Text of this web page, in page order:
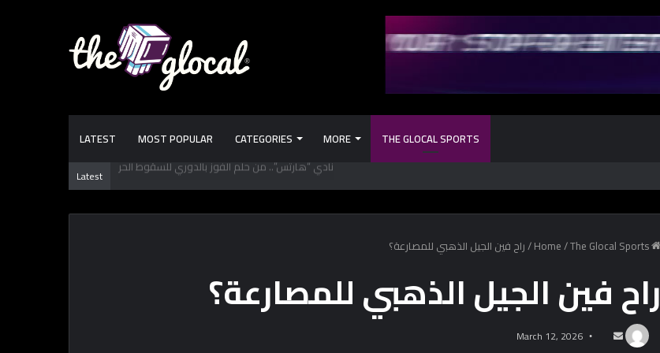
LATEST MOST POPULAR CATEGORIES MORE THE GLOCAL SPORTS
Latest كل حاجة محتاج تعرفها عن طرابزون سبور.. فريق “محمد صـلاح” الجديد
/The Glocal Sports
/راح فين الجيل الذهبي للمصارعة؟
راح فين الجيل الذهبي للمصارعة؟
March 12, 2026